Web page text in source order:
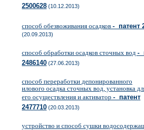
2500628 (10.12.2013)
способ обезвоживания осадков - патент
(20.09.2013)
способ обработки осадков сточных вод -
2486140 (27.06.2013)
способ переработки депонированного
илового осадка сточных вод, установка
его осуществления и активатор - патент
2477710 (20.03.2013)
устройство и способ сушки